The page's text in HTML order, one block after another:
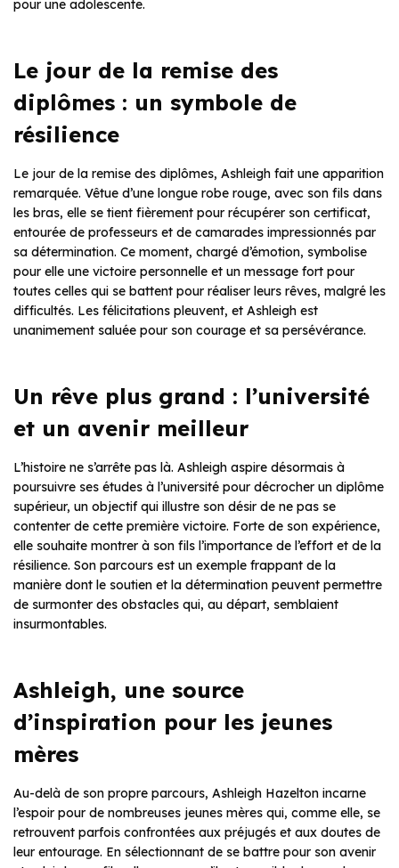
pour une adolescente.
Le jour de la remise des
diplômes : un symbole de
résilience
Le jour de la remise des diplômes, Ashleigh fait une apparition
remarquée. Vêtue d’une longue robe rouge, avec son fils dans
les bras, elle se tient fièrement pour récupérer son certificat,
entourée de professeurs et de camarades impressionnés par
sa détermination. Ce moment, chargé d’émotion, symbolise
pour elle une victoire personnelle et un message fort pour
toutes celles qui se battent pour réaliser leurs rêves, malgré les
difficultés. Les félicitations pleuvent, et Ashleigh est
unanimement saluée pour son courage et sa persévérance.
Un rêve plus grand : l’université
et un avenir meilleur
L’histoire ne s’arrête pas là. Ashleigh aspire désormais à
poursuivre ses études à l’université pour décrocher un diplôme
supérieur, un objectif qui illustre son désir de ne pas se
contenter de cette première victoire. Forte de son expérience,
elle souhaite montrer à son fils l’importance de l’effort et de la
résilience. Son parcours est un exemple frappant de la
manière dont le soutien et la détermination peuvent permettre
de surmonter des obstacles qui, au départ, semblaient
insurmontables.
Ashleigh, une source
d’inspiration pour les jeunes
mères
Au-delà de son propre parcours, Ashleigh Hazelton incarne
l’espoir pour de nombreuses jeunes mères qui, comme elle, se
retrouvent parfois confrontées aux préjugés et aux doutes de
leur entourage. En sélectionnant de se battre pour son avenir